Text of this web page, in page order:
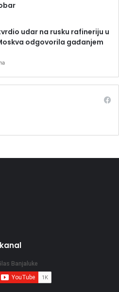
udar na rusku rafineriju u
odgovorila gađanjem